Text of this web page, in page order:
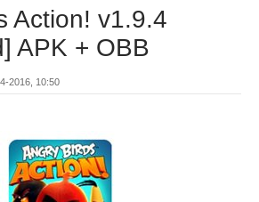
Action! v1.9.4
APK + OBB
2016, 10:50